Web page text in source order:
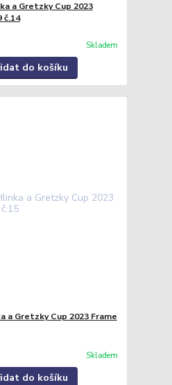
a Gretzky Cup 2023
č.14
Skladem
do košíku
a Gretzky Cup 2023 Frame
Skladem
do košíku